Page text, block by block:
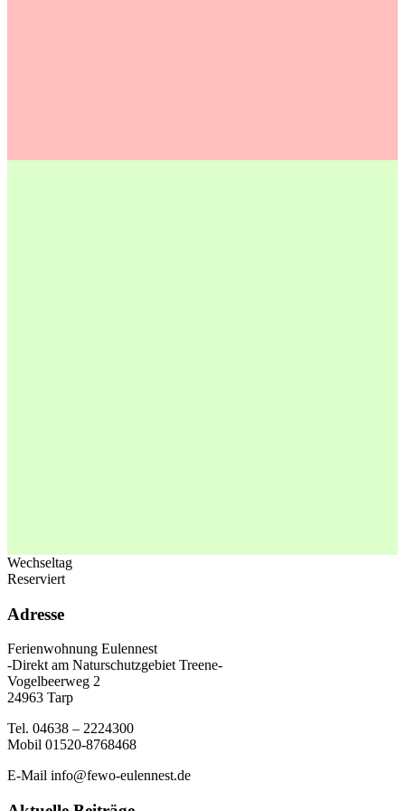
Wechseltag
Reserviert
Adresse
Ferienwohnung Eulennest
-Direkt am Naturschutzgebiet Treene-
Vogelbeerweg 2
24963 Tarp
Tel. 04638 – 2224300
Mobil 01520-8768468
E-Mail info@fewo-eulennest.de